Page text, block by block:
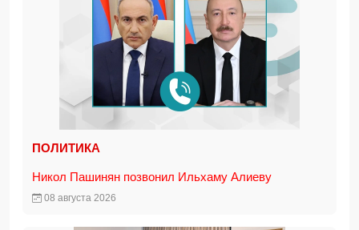
ПОЛИТИКА
Никол Пашинян позвонил Ильхаму Алиеву
08 августа 2026